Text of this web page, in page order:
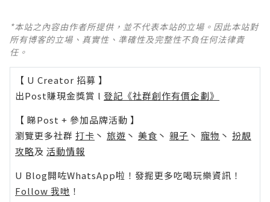
*本站之內容由作者所提供，並不代表本站的立場。因此本站對
所有博客的立場、真實性、準確性及完整性不負任何法律責
任。
【 U Creator 招募 】
出Post賺現金獎賞 l 登記《社群創作有價企劃》
【 睇Post + 參加品牌活動 】
瀏覽更多社群 打卡 丶 旅遊 丶 美食 丶 親子 丶 寵物 丶 扮靚
攻略及 活動情報
U Blog開咗WhatsApp啦！發掘更多吃喝玩樂資訊！
Follow 我哋 ！